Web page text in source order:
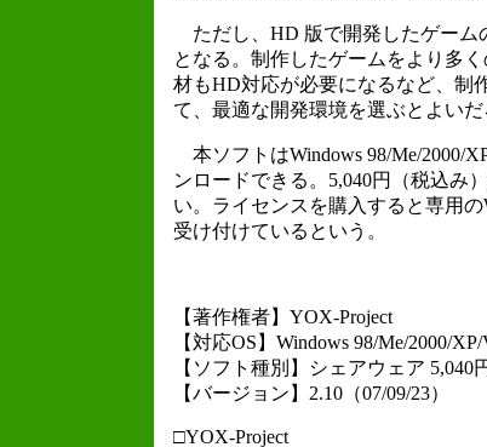
ただし、HD 版で開発したゲーム
となる。制作したゲームをより多
材もHD対応が必要になるなど、制
て、最適な開発環境を選ぶとよいだ
本ソフトはWindows 98/Me/2000/
ンロードできる。5,040円（税込み
い。ライセンスを購入すると専用
受け付けているという。
【著作権者】YOX-Project
【対応OS】Windows 98/Me/2000/XP/
【ソフト種別】シェアウェア 5,040
【バージョン】2.10（07/09/23）
□YOX-Project